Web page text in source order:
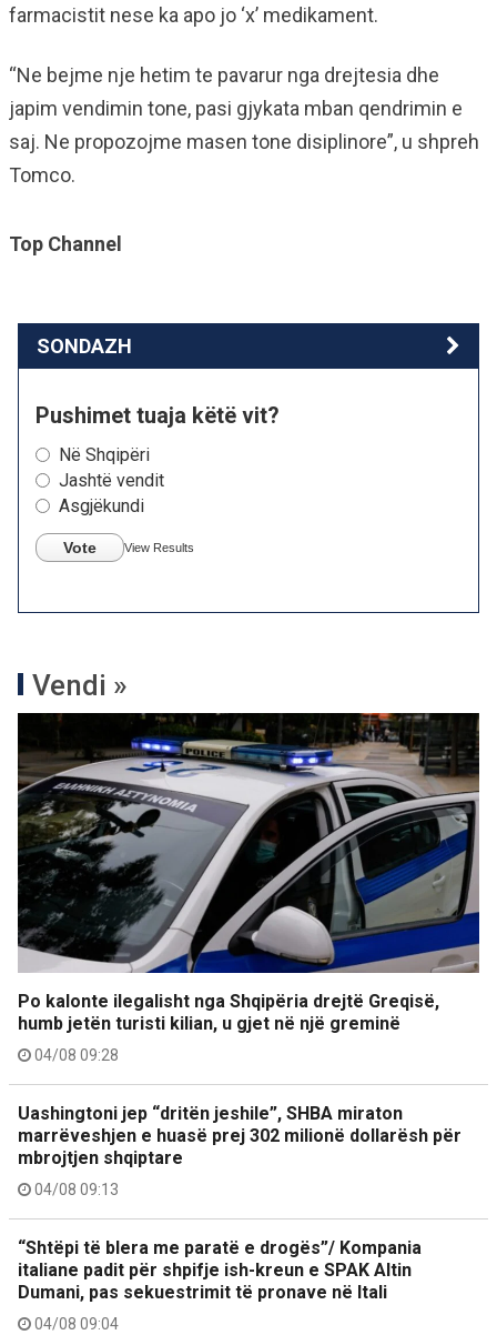
farmacistit nese ka apo jo ‘x’ medikament.
“Ne bejme nje hetim te pavarur nga drejtesia dhe
japim vendimin tone, pasi gjykata mban qendrimin e
saj. Ne propozojme masen tone disiplinore”, u shpreh
Tomco.
Top Channel
SONDAZH
Pushimet tuaja këtë vit?
Në Shqipëri
Jashtë vendit
Asgjëkundi
Vote View Results
Vendi »
Po kalonte ilegalisht nga Shqipëria drejtë Greqisë,
humb jetën turisti kilian, u gjet në një greminë
04/08 09:28
Uashingtoni jep “dritën jeshile”, SHBA miraton
marrëveshjen e huasë prej 302 milionë dollarësh për
mbrojtjen shqiptare
04/08 09:13
“Shtëpi të blera me paratë e drogës”/ Kompania
italiane padit për shpifje ish-kreun e SPAK Altin
Dumani, pas sekuestrimit të pronave në Itali
04/08 09:04